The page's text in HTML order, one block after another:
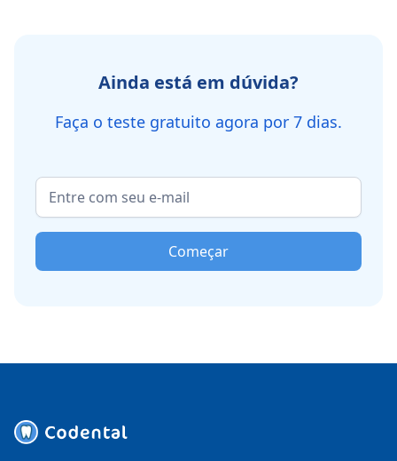
Ainda está em dúvida?
Faça o teste gratuito agora por 7 dias.
Começar